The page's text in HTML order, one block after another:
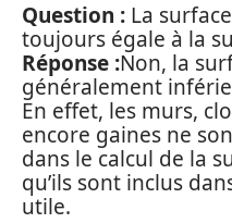
Question : La
toujours égale à la
Réponse :Non, la
généralement
En effet, les murs,
encore gaines ne
dans le calcul de la
qu’ils sont inclus
utile.